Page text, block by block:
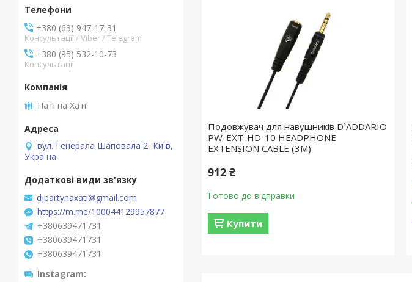
Подовжувач для навушників D`ADDARIO
PW-EXT-HD-10 HEADPHONE
EXTENSION CABLE (3M)
912 ₴
Готово до відправки
Купити
+380 (63) 947-17-31
Консультації / Viber / Telegram
+380 (95) 532-10-73
Консультації
Паті на Хаті
вул. Генерала Шаповала 2, Київ,
Україна
djpartynaxati@gmail.com
https://m.me/100044129957877
+380639471731
+380639471731
+380639471731
Instagram